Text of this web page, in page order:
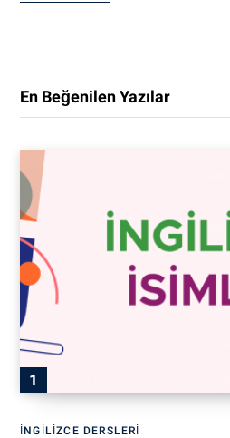
En Beğenilen Yazılar
İNGILIZCE DERSLERI